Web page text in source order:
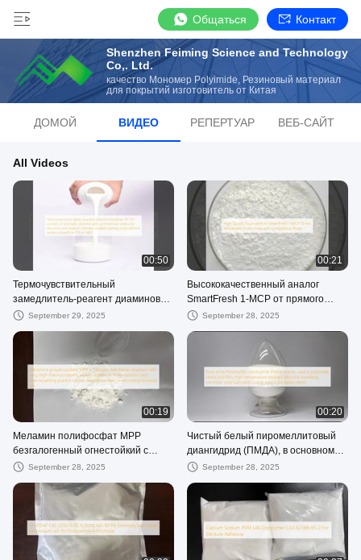
Общаться Контакт
Shenzhen Feiming Science and Technology
Co,. Ltd.
качество Мономер Polyimide, Резиновый материал
для покрытий изготовитель от Китая
ДОМОЙ ВИДЕО РЕПЕРТУАР ВЕБ-САЙТ
All Videos
00:50
Термочувствительный
замедлитель-реагент диаминовый
отвердитель XY 311 состоит из
структурой и хлорида натрия,
подходящего для литьевых
полиуретановых систем на основе
September 29, 2025
00:21
Высококачественный аналог
SmartFresh 1-MCP от прямого
поставщика из Китая по
September 28, 2025
00:19
Меламин полифосфат MPP
безгалогенный огнестойкий с
очень высокой тепловой
применяемый в термопластике и
термоустойчивых пластмассах
резиновые волокна стеклянные
волокна усиленный полиамид 66
September 28, 2025
00:20
Чистый белый пиромеллитовый
диангидрид (ПМДА), в основном
используемый в полиимидных
электроизоляционных лаках,
твердых смазках, отвердителях
для эпоксидных смол
September 28, 2025